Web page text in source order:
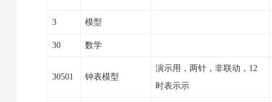
3 模型
30 数学
30501 钟表模型
演示用，两针，非联动，12
时表示示